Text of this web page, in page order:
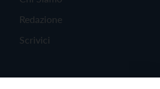
Redazione
Scrivici